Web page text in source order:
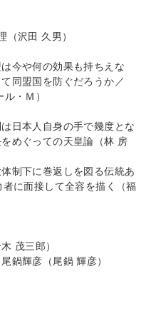
（沢田 久男）
今や何の効果も持ちえな
同盟国を防ぐだろうか／
・Ｍ）
日本人自身の手で幾度とな
めぐっての天皇論（林 房
制下に巻返しを図る伝統あ
に面接して全容を描く（福
茂三郎）
鍋輝彦（尾鍋 輝彦）